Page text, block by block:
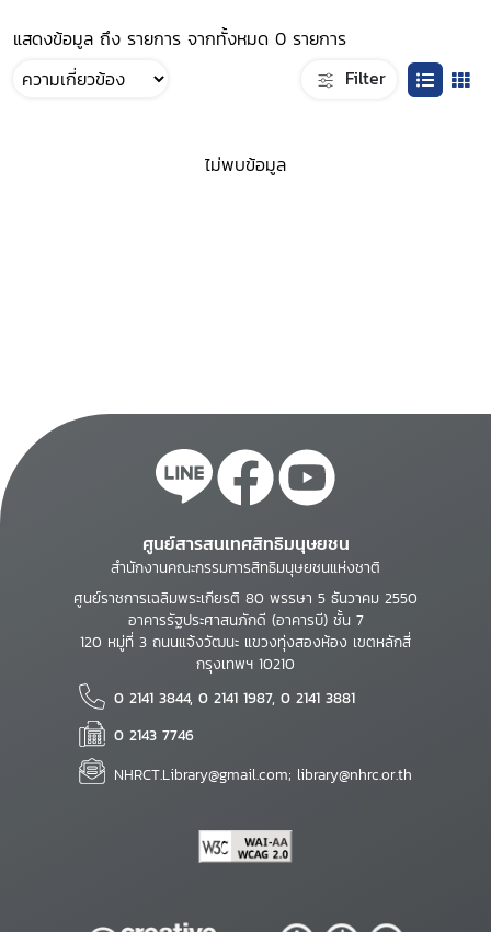
แสดงข้อมูล ถึง รายการ จากทั้งหมด 0 รายการ
Filter
ไม่พบข้อมูล
ศูนย์สารสนเทศสิทธิมนุษยชน
สำนักงานคณะกรรมการสิทธิมนุษยชนแห่งชาติ
ศูนย์ราชการเฉลิมพระเกียรติ 80 พรรษา 5 ธันวาคม 2550
อาคารรัฐประศาสนภักดี (อาคารบี) ชั้น 7
120 หมู่ที่ 3 ถนนแจ้งวัฒนะ แขวงทุ่งสองห้อง เขตหลักสี่
กรุงเทพฯ 10210
0 2141 3844, 0 2141 1987, 0 2141 3881
0 2143 7746
NHRCT.Library@gmail.com; library@nhrc.or.th